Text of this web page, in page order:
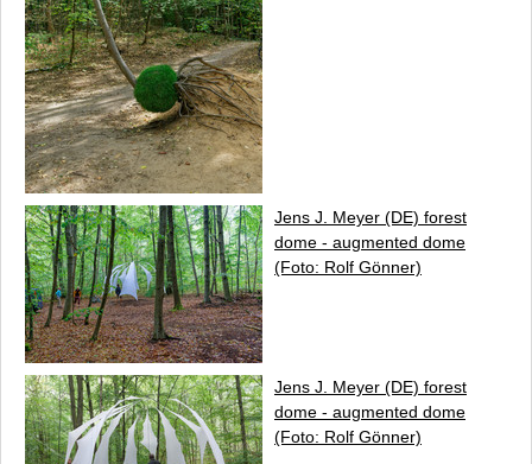
Jens J. Meyer (DE) forest
dome - augmented dome
(Foto: Rolf Gönner)
Jens J. Meyer (DE) forest
dome - augmented dome
(Foto: Rolf Gönner)